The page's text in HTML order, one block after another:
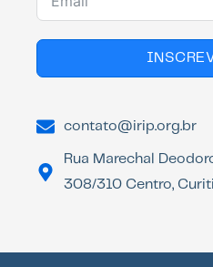
contato@irip.org.br
Rua Marechal
308/310 Centro,